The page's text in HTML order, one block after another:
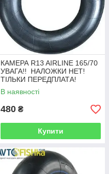
КАМЕРА R13 AIRLINE 165/70
УВАГА!! НАЛОЖКИ НЕТ!
ТІЛЬКИ ПЕРЕДПЛАТА!
(БЕЗвозврата!)
(БЕЗповернення!)
В наявності
480 ₴
Купити